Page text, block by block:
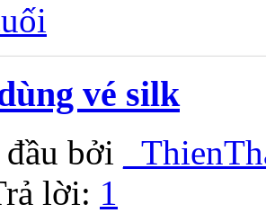
vé silk
bởi
lời: 1